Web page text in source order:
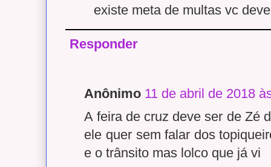
existe meta de multas vc
Responder
Anônimo 11 de abril de 2018
A feira de cruz deve ser de Zé
ele quer sem falar dos
e o trânsito mas lolco que já vi